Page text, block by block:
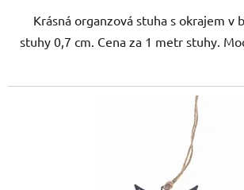
Krásná organzová stuha s okrajem v
stuhy 0,7 cm. Cena za 1 metr stuhy.